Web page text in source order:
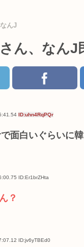
なんJ
ん、なんJ
ID:uhn4RqPQr
面白いぐらいに
ID:Er1brZHta
？
ID:jv6yTBEd0